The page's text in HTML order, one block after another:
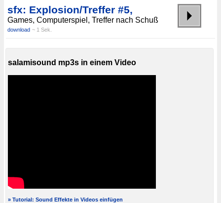
sfx: Explosion/Treffer #5,
Games, Computerspiel, Treffer nach Schuß
download ~ 1 Sek.
salamisound mp3s in einem Video
» Tutorial: Sound Effekte in Videos einfügen